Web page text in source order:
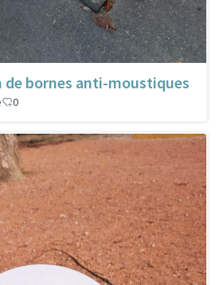
de bornes anti-moustiques
0